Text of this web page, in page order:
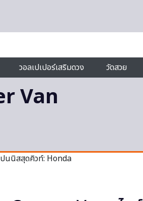
วอลเปเปอร์เสริมดวง วัดสวย
Van